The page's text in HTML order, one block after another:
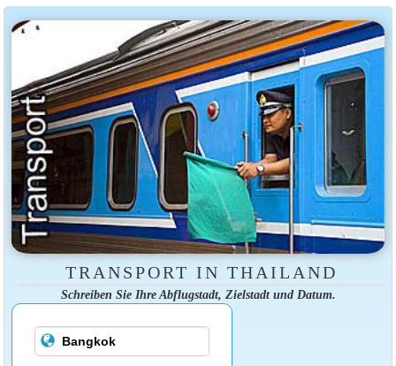
TRANSPORT IN THAILAND
Schreiben Sie Ihre Abflugstadt, Zielstadt und Datum.